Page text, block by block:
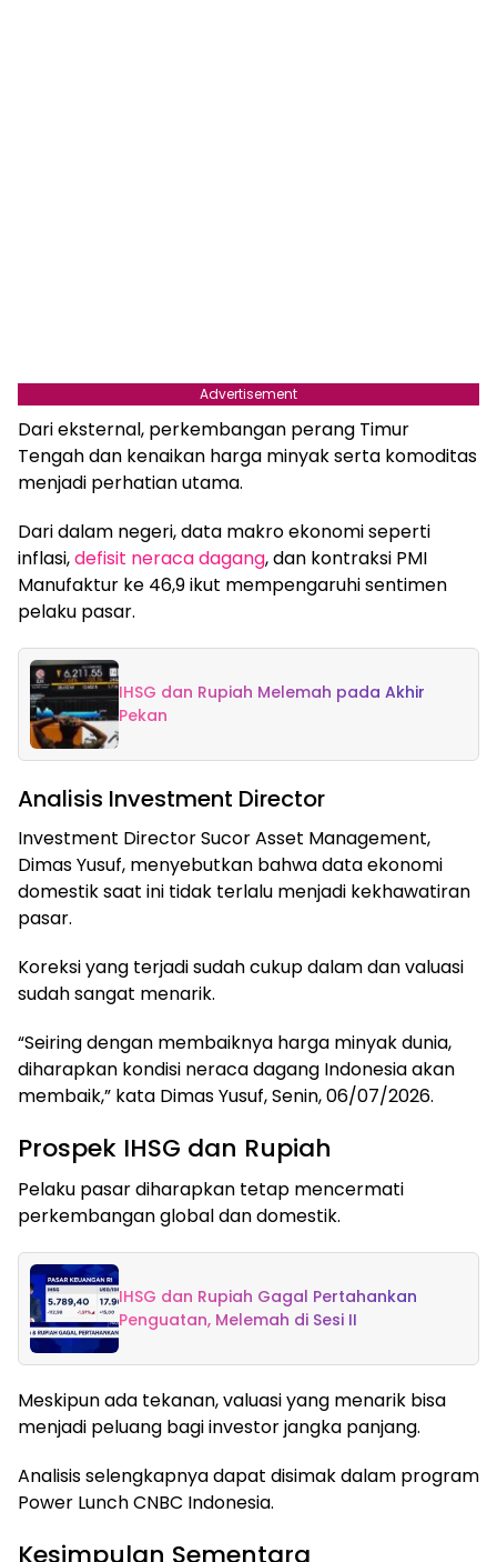
Advertisement
Dari eksternal, perkembangan perang Timur
Tengah dan kenaikan harga minyak serta komoditas
menjadi perhatian utama.
Dari dalam negeri, data makro ekonomi seperti
inflasi,defisit neraca dagang, dan kontraksi PMI
Manufaktur ke 46,9 ikut mempengaruhi sentimen
pelaku pasar.
IHSG dan Rupiah Melemah pada Akhir
Pekan
Analisis Investment Director
Investment Director Sucor Asset Management,
Dimas Yusuf, menyebutkan bahwa data ekonomi
domestik saat ini tidak terlalu menjadi kekhawatiran
pasar.
Koreksi yang terjadi sudah cukup dalam dan valuasi
sudah sangat menarik.
“Seiring dengan membaiknya harga minyak dunia,
diharapkan kondisi neraca dagang Indonesia akan
membaik,” kata Dimas Yusuf, Senin, 06/07/2026.
Prospek IHSG dan Rupiah
Pelaku pasar diharapkan tetap mencermati
perkembangan global dan domestik.
IHSG dan Rupiah Gagal Pertahankan
Penguatan, Melemah di Sesi II
Meskipun ada tekanan, valuasi yang menarik bisa
menjadi peluang bagi investor jangka panjang.
Analisis selengkapnya dapat disimak dalam program
Power Lunch CNBC Indonesia.
Kesimpulan Sementara